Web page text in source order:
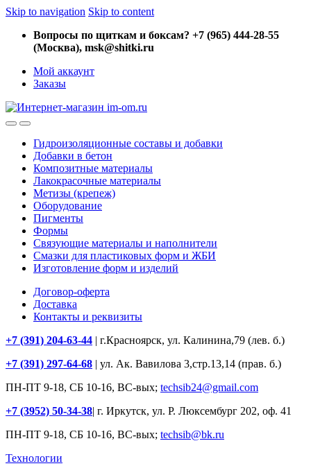
Skip to navigation Skip to content
Вопросы по щиткам и боксам? +7 (965) 444-28-55
(Москва), msk@shitki.ru
Мой аккаунт
Заказы
Гидроизоляционные составы и добавки
Добавки в бетон
Композитные материалы
Лакокрасочные материалы
Метизы (крепеж)
Оборудование
Пигменты
Формы
Связующие материалы и наполнители
Смазки для пластиковых форм и ЖБИ
Изготовление форм и изделий
Договор-оферта
Доставка
Контакты и реквизиты
+7 (391) 204-63-44 | г.Красноярск, ул. Калинина,79 (лев. б.)
+7 (391) 297-64-68 | ул. Ак. Вавилова 3,стр.13,14 (прав. б.)
ПН-ПТ 9-18, СБ 10-16, ВС-вых; techsib24@gmail.com
+7 (3952) 50-34-38| г. Иркутск, ул. Р. Люксембург 202, оф. 41
ПН-ПТ 9-18, СБ 10-16, ВС-вых; techsib@bk.ru
Технологии